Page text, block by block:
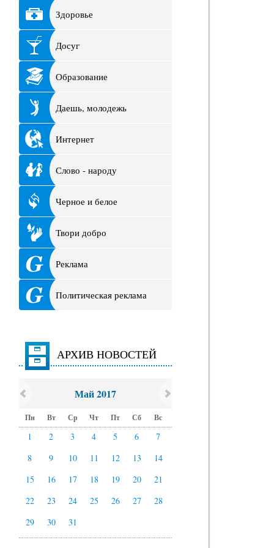
Здоровье
Досуг
Образование
Даешь, молодежь
Интернет
Слово - народу
Черное и белое
Твори добро
Реклама
Политическая реклама
АРХИВ НОВОСТЕЙ
Май 2017
Пн Вт Ср Чт Пт Сб Вс
1 2 3 4 5 6
7
8
9 10 11 12 13
14
15
16 17 18 19 20
21
22
23 24 25 26 27
28
29
30 31